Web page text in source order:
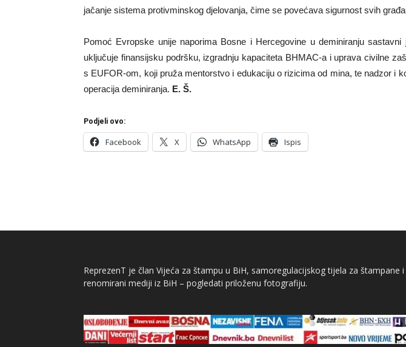
jačanje sistema protivminskog djelovanja, čime se povećava sigurnost svih
Pomoć Evropske unije naporima Bosne i Hercegovine u deminiranju
uključuje finansijsku podršku, izgradnju kapaciteta BHMAC-a i uprava civilne
s EUFOR-om, koji pruža mentorstvo i edukaciju o rizicima od mina, te nadzor i
operacija deminiranja. E. Š.
Podjeli ovo:
Facebook X WhatsApp Ispis
ReprezenT je član Vijeća za štampu u BiH, samoregulacijskog tijela za štampane
renomirani mediji iz BiH – pogledati priloženu fotografiju.